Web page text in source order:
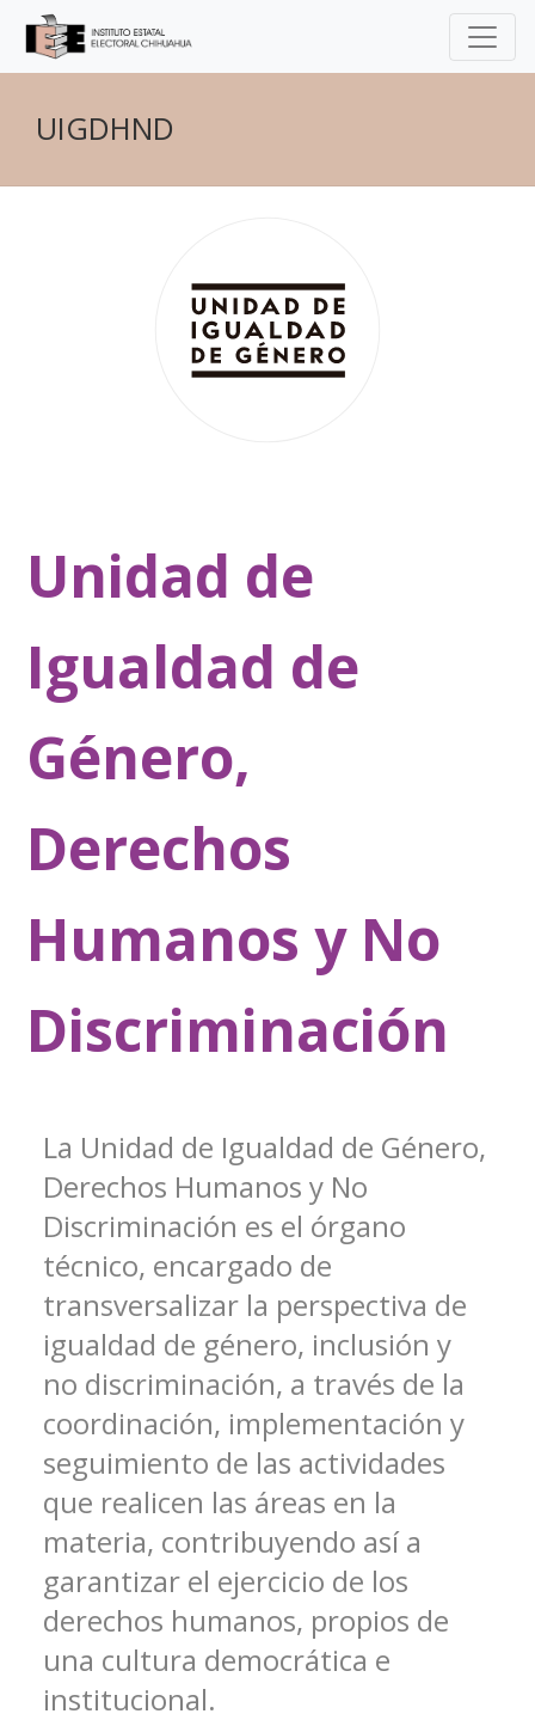
UIGDHND
Unidad de
Igualdad de
Género,
Derechos
Humanos y No
Discriminación
La Unidad de Igualdad de Género,
Derechos Humanos y No
Discriminación es el órgano
técnico, encargado de
transversalizar la perspectiva de
igualdad de género, inclusión y
no discriminación, a través de la
coordinación, implementación y
seguimiento de las actividades
que realicen las áreas en la
materia, contribuyendo así a
garantizar el ejercicio de los
derechos humanos, propios de
una cultura democrática e
institucional.